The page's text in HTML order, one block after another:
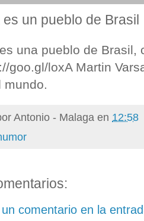
un pueblo de Brasil
una pueblo de Brasil,
goo.gl/loxA Martin
Antonio - Malaga en 12:58
comentario en la